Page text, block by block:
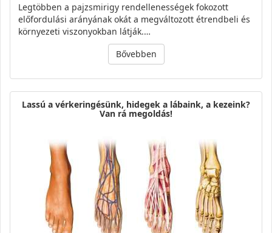
Legtöbben a pajzsmirigy rendellenességek fokozott
előfordulási arányának okát a megváltozott étrendbeli és
környezeti viszonyokban látják.…
Bővebben
Lassú a vérkeringésünk, hidegek a lábaink, a kezeink?
Van rá megoldás!